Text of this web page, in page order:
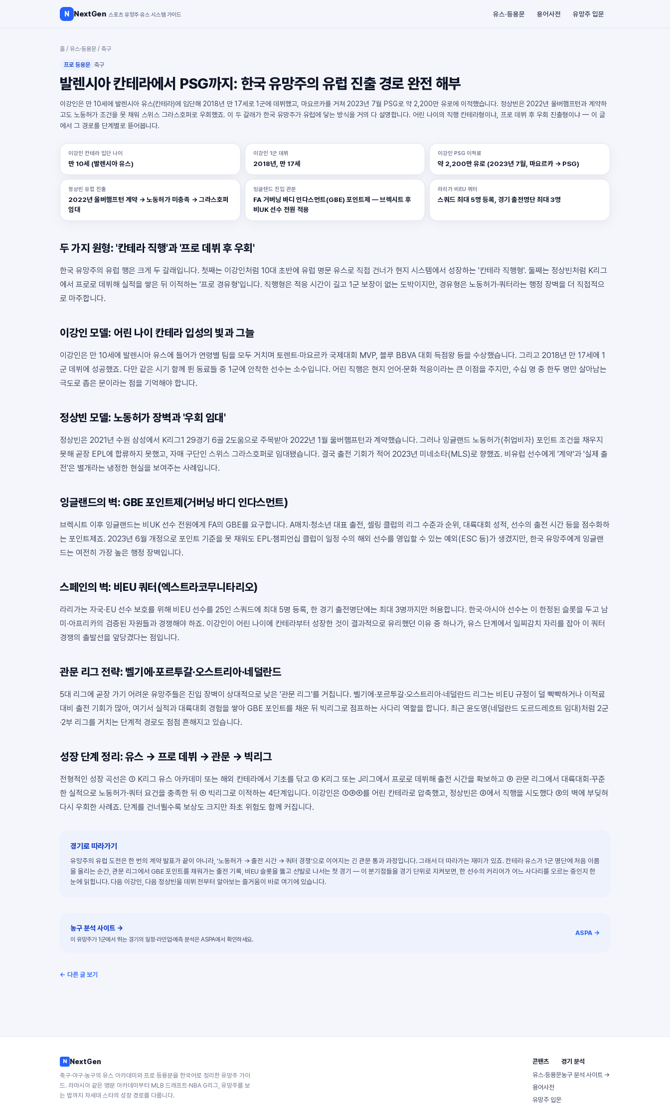
N NextGen 스포츠 유망주·유스 시스템 가이드 유스·등용문 용어사전 유망주 입문
홈 / 유스·등용문 / 축구
프로 등용문 축구
발렌시아 칸테라에서 PSG까지: 한국 유망주의 유럽 진출 경로 완전 해부
이강인은 만 10세에 발렌시아 유스(칸테라)에 입단해 2018년 만 17세로 1군에 데뷔했고, 마요르카를 거쳐 2023년 7월 PSG로 약 2,200만 유로에 이적했습니다. 정상빈은 2022년 울버햄프턴과 계약하
고도 노동허가 조건을 못 채워 스위스 그라스호퍼로 우회했죠. 이 두 갈래가 한국 유망주가 유럽에 닿는 방식을 거의 다 설명합니다. 어린 나이의 직행 칸테라형이냐, 프로 데뷔 후 우회 진출형이냐 — 이 글
에서 그 경로를 단계별로 뜯어봅니다.
이강인 칸테라 입단 나이
만 10세 (발렌시아 유스)
이강인 1군 데뷔
2018년, 만 17세
이강인 PSG 이적료
약 2,200만 유로 (2023년 7월, 마요르카 → PSG)
정상빈 유럽 진출
2022년 울버햄프턴 계약 → 노동허가 미충족 → 그라스호퍼
임대
잉글랜드 진입 관문
FA 거버닝 바디 인다스먼트(GBE) 포인트제 — 브렉시트 후
비UK 선수 전원 적용
라리가 비EU 쿼터
스쿼드 최대 5명 등록, 경기 출전명단 최대 3명
두 가지 원형: '칸테라 직행'과 '프로 데뷔 후 우회'
한국 유망주의 유럽 행은 크게 두 갈래입니다. 첫째는 이강인처럼 10대 초반에 유럽 명문 유스로 직접 건너가 현지 시스템에서 성장하는 '칸테라 직행형'. 둘째는 정상빈처럼 K리그
에서 프로로 데뷔해 실적을 쌓은 뒤 이적하는 '프로 경유형'입니다. 직행형은 적응 시간이 길고 1군 보장이 없는 도박이지만, 경유형은 노동허가·쿼터라는 행정 장벽을 더 직접적으
로 마주합니다.
이강인 모델: 어린 나이 칸테라 입성의 빛과 그늘
이강인은 만 10세에 발렌시아 유스에 들어가 연령별 팀을 모두 거치며 토렌트·마요르카 국제대회 MVP, 블루 BBVA 대회 득점왕 등을 수상했습니다. 그리고 2018년 만 17세에 1
군 데뷔에 성공했죠. 다만 같은 시기 함께 뛴 동료들 중 1군에 안착한 선수는 소수입니다. 어린 직행은 현지 언어·문화 적응이라는 큰 이점을 주지만, 수십 명 중 한두 명만 살아남는
극도로 좁은 문이라는 점을 기억해야 합니다.
정상빈 모델: 노동허가 장벽과 '우회 임대'
정상빈은 2021년 수원 삼성에서 K리그1 29경기 6골 2도움으로 주목받아 2022년 1월 울버햄프턴과 계약했습니다. 그러나 잉글랜드 노동허가(취업비자) 포인트 조건을 채우지
못해 곧장 EPL에 합류하지 못했고, 자매 구단인 스위스 그라스호퍼로 임대됐습니다. 결국 출전 기회가 적어 2023년 미네소타(MLS)로 향했죠. 비유럽 선수에게 '계약'과 '실제 출
전'은 별개라는 냉정한 현실을 보여주는 사례입니다.
잉글랜드의 벽: GBE 포인트제(거버닝 바디 인다스먼트)
브렉시트 이후 잉글랜드는 비UK 선수 전원에게 FA의 GBE를 요구합니다. A매치·청소년 대표 출전, 셀링 클럽의 리그 수준과 순위, 대륙대회 성적, 선수의 출전 시간 등을 점수화하
는 포인트제죠. 2023년 6월 개정으로 포인트 기준을 못 채워도 EPL·챔피언십 클럽이 일정 수의 해외 선수를 영입할 수 있는 예외(ESC 등)가 생겼지만, 한국 유망주에게 잉글랜
드는 여전히 가장 높은 행정 장벽입니다.
스페인의 벽: 비EU 쿼터(엑스트라코무니타리오)
라리가는 자국·EU 선수 보호를 위해 비EU 선수를 25인 스쿼드에 최대 5명 등록, 한 경기 출전명단에는 최대 3명까지만 허용합니다. 한국·아시아 선수는 이 한정된 슬롯을 두고 남
미·아프리카의 검증된 자원들과 경쟁해야 하죠. 이강인이 어린 나이에 칸테라부터 성장한 것이 결과적으로 유리했던 이유 중 하나가, 유스 단계에서 일찌감치 자리를 잡아 이 쿼터
경쟁의 출발선을 앞당겼다는 점입니다.
관문 리그 전략: 벨기에·포르투갈·오스트리아·네덜란드
5대 리그에 곧장 가기 어려운 유망주들은 진입 장벽이 상대적으로 낮은 '관문 리그'를 거칩니다. 벨기에·포르투갈·오스트리아·네덜란드 리그는 비EU 규정이 덜 빡빡하거나 이적료
대비 출전 기회가 많아, 여기서 실적과 대륙대회 경험을 쌓아 GBE 포인트를 채운 뒤 빅리그로 점프하는 사다리 역할을 합니다. 최근 윤도영(네덜란드 도르드레흐트 임대)처럼 2군
·2부 리그를 거치는 단계적 경로도 점점 흔해지고 있습니다.
성장 단계 정리: 유스 → 프로 데뷔 → 관문 → 빅리그
전형적인 성장 곡선은 ① K리그 유스 아카데미 또는 해외 칸테라에서 기초를 닦고 ② K리그 또는 J리그에서 프로로 데뷔해 출전 시간을 확보하고 ③ 관문 리그에서 대륙대회·꾸준
한 실적으로 노동허가·쿼터 요건을 충족한 뒤 ④ 빅리그로 이적하는 4단계입니다. 이강인은 ①③④를 어린 칸테라로 압축했고, 정상빈은 ②에서 직행을 시도했다 ③의 벽에 부딪혀
다시 우회한 사례죠. 단계를 건너뛸수록 보상도 크지만 좌초 위험도 함께 커집니다.
경기로 따라가기
유망주의 유럽 도전은 한 번의 계약 발표가 끝이 아니라, '노동허가 → 출전 시간 → 쿼터 경쟁'으로 이어지는 긴 관문 통과 과정입니다. 그래서 더 따라가는 재미가 있죠. 칸테라 유스가 1군 명단에 처음 이름
을 올리는 순간, 관문 리그에서 GBE 포인트를 채워가는 출전 기록, 비EU 슬롯을 뚫고 선발로 나서는 첫 경기 — 이 분기점들을 경기 단위로 지켜보면, 한 선수의 커리어가 어느 사다리를 오르는 중인지 한
눈에 읽힙니다. 다음 이강인, 다음 정상빈을 데뷔 전부터 알아보는 즐거움이 바로 여기에 있습니다.
농구 분석 사이트 →
이 유망주가 1군에서 뛰는 경기의 일정·라인업·예측 분석은 ASPA에서 확인하세요.
ASPA →
← 다른 글 보기
N NextGen
축구·야구·농구의 유스 아카데미와 프로 등용문을 한국어로 정리한 유망주 가이
드. 라마시아 같은 명문 아카데미부터 MLB 드래프트·NBA G리그, 유망주를 보
는 법까지 차세대 스타의 성장 경로를 다룹니다.
콘텐츠
유스·등용문
용어사전
유망주 입문
경기 분석
농구 분석 사이트 →